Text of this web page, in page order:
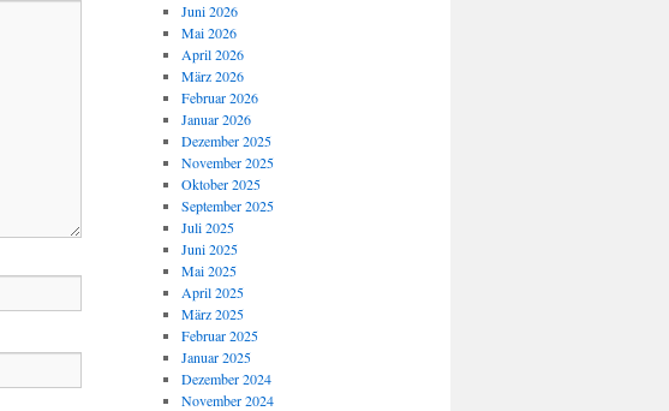
Juni 2026
Mai 2026
April 2026
März 2026
Februar 2026
Januar 2026
Dezember 2025
November 2025
Oktober 2025
September 2025
Juli 2025
Juni 2025
Mai 2025
April 2025
März 2025
Februar 2025
Januar 2025
Dezember 2024
November 2024